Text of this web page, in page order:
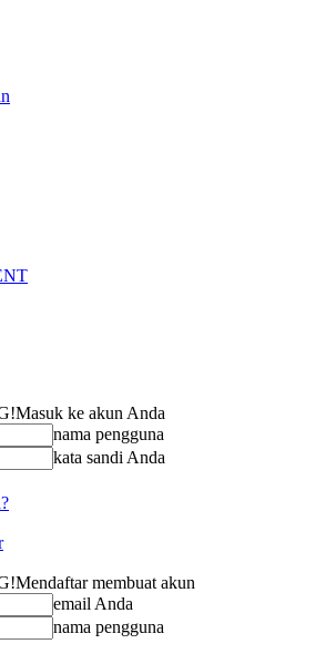
Masuk ke akun Anda
nama pengguna
kata sandi Anda
Mendaftar membuat akun
email Anda
nama pengguna